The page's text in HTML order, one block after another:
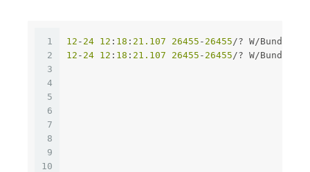
1
2
3
4
5
6
7
8
9
10
12 - 24 12 : 18 : 21.107 26455 - 26455/? W/Bundle:
12 - 24 12 : 18 : 21.107 26455 - 26455/? W/Bundle: